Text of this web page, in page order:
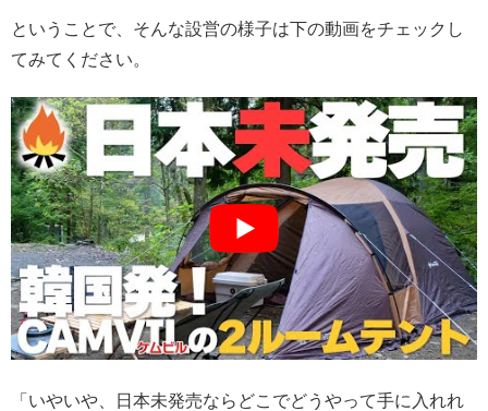
ということで、そんな設営の様子は下の動画をチェックし
てみてください。
「いやいや、日本未発売ならどこでどうやって手に入れれ